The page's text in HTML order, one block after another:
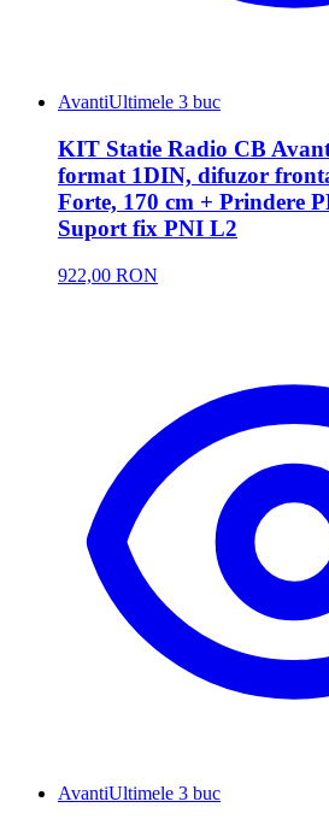
AvantiUltimele 3 buc
KIT Statie Radio CB
format 1DIN, difuzor
Forte, 170 cm + Prindere
Suport fix PNI L2
922,00 RON
AvantiUltimele 3 buc